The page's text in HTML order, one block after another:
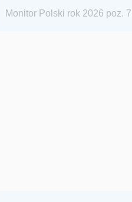
Monitor Polski rok 2026 poz.